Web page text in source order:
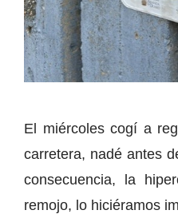
El miércoles cogí a
carretera, nadé antes
consecuencia, la
remojo, lo hiciéramos